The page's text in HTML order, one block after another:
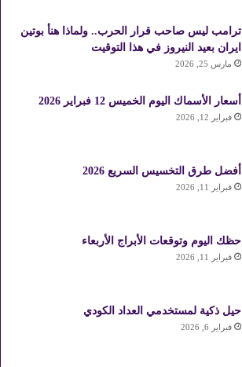
ترامب ليس صاحب قرار الحرب.. ولماذا هنأ بوتين
ايران بعيد النيروز في هذا التوقيت
مارس 25, 2026
أسعار الأسماك اليوم الخميس 12 فبراير 2026
فبراير 12, 2026
أفضل طرق التخسيس السريع 2026
فبراير 11, 2026
حظك اليوم وتوقعات الأبراج الأربعاء
فبراير 11, 2026
حيل ذكية لمستخدمي العداد الكودي
فبراير 6, 2026